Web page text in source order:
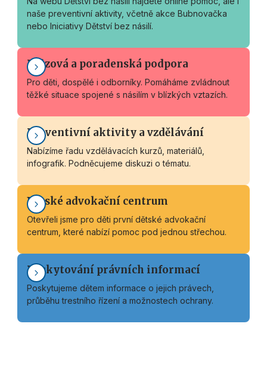
naše preventivní aktivity, včetně akce Bubnovačka
nebo Iniciativy Dětství bez násilí.
Krizová a poradenská podpora
Pro děti, dospělé i odborníky. Pomáháme zvládnout
těžké situace spojené s násilím v blízkých vztazích.
Preventivní aktivity a vzdělávání
Nabízíme řadu vzdělávacích kurzů, materiálů,
infografik. Podněcujeme diskuzi o tématu.
Dětské advokační centrum
Otevřeli jsme pro děti první dětské advokační
centrum, které nabízí pomoc pod jednou střechou.
Poskytování právních informací
Poskytujeme dětem informace o jejich právech,
průběhu trestního řízení a možnostech ochrany.